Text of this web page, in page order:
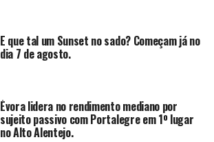
E que tal um Sunset no sado? Começam já no
dia 7 de agosto.
Évora lidera no rendimento mediano por
sujeito passivo com Portalegre em 1º lugar
no Alto Alentejo.